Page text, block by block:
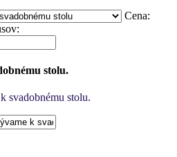
Cena:
stolu.
svadobnému stolu.